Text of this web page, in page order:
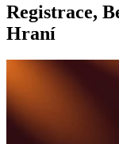
Registrace,
Hraní